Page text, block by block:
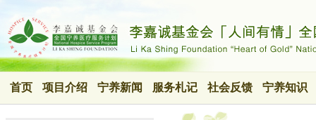
首页 项目介绍 宁养新闻 服务札记 社会反馈 宁养知识